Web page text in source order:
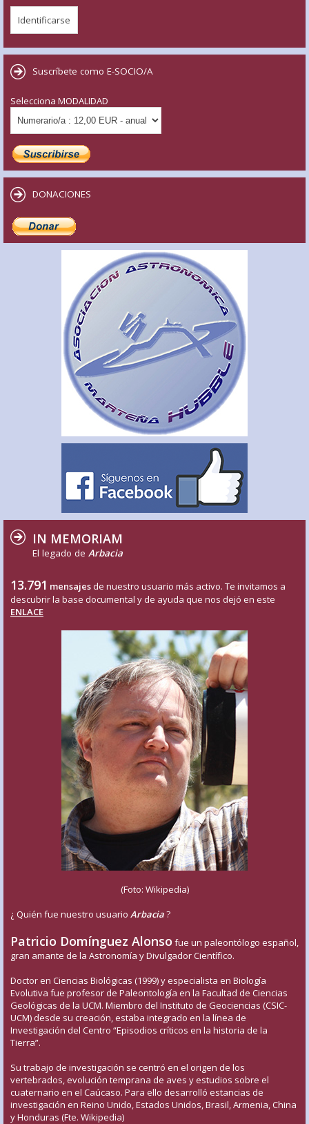
Suscríbete como E-SOCIO/A
Selecciona MODALIDAD
DONACIONES
IN MEMORIAM
El legado de Arbacia
13.791 mensajes de nuestro usuario más activo. Te invitamos a
descubrir la base documental y de ayuda que nos dejó en este
ENLACE
(Foto: Wikipedia)
¿ Quién fue nuestro usuario Arbacia?
Patricio Domínguez Alonso fue un paleontólogo español,
gran amante de la Astronomía y Divulgador Científico.
Doctor en Ciencias Biológicas (1999) y especialista en Biología
Evolutiva fue profesor de Paleontología en la Facultad de Ciencias
Geológicas de la UCM. Miembro del Instituto de Geociencias (CSIC-
UCM) desde su creación, estaba integrado en la línea de
Investigación del Centro “Episodios críticos en la historia de la
Tierra”.
Su trabajo de investigación se centró en el origen de los
vertebrados, evolución temprana de aves y estudios sobre el
cuaternario en el Caúcaso. Para ello desarrolló estancias de
investigación en Reino Unido, Estados Unidos, Brasil, Armenia, China
y Honduras (Fte. Wikipedia)